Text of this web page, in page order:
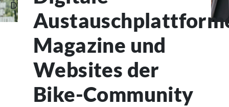
DesireLines
Magazine und
Websites der
Bike-Community